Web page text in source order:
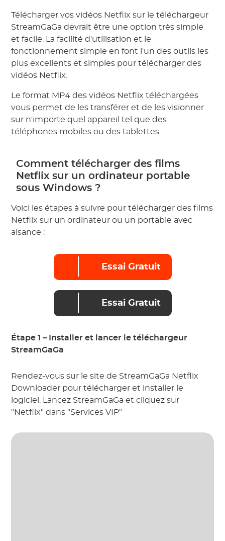
Télécharger vos vidéos Netflix sur le téléchargeur
StreamGaGa devrait être une option très simple
et facile. La facilité d'utilisation et le
fonctionnement simple en font l'un des outils les
plus excellents et simples pour télécharger des
vidéos Netflix.
Le format MP4 des vidéos Netflix téléchargées
vous permet de les transférer et de les visionner
sur n'importe quel appareil tel que des
téléphones mobiles ou des tablettes.
Comment télécharger des films
Netflix sur un ordinateur portable
sous Windows ?
Voici les étapes à suivre pour télécharger des films
Netflix sur un ordinateur ou un portable avec
aisance :
Essai Gratuit
Essai Gratuit
Étape 1 – Installer et lancer le téléchargeur
StreamGaGa
Rendez-vous sur le site de StreamGaGa Netflix
Downloader pour télécharger et installer le
logiciel. Lancez StreamGaGa et cliquez sur
"Netflix" dans "Services VIP"